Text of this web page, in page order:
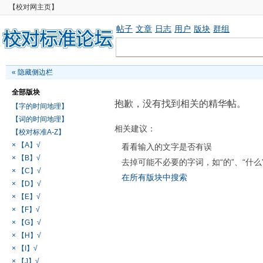
【校对网主页】
帖子 文章 日志 用户 版块 群组
« 隐藏侧边栏
全部版块
【字的时间地理】
【词的时间地理】
【校对标准A-Z】
× 【A】√
× 【B】√
× 【C】√
× 【D】√
× 【E】√
× 【F】√
× 【G】√
× 【H】√
× 【I】√
× 【J】√
抱歉，没有找到相关的精华帖。
相关建议：
看看输入的文字是否有误
去掉可能不必要的字词，如“的”、“什么
在所有版块中搜索